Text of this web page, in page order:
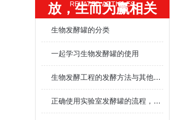
放，生而为赢相关
的文章
RELATED ARTICLES
生物发酵罐的分类
一起学习生物发酵罐的使用
生物发酵工程的发酵方法与其他方法相比有哪些优点
正确使用实验室发酵罐的流程，大家可以来看看